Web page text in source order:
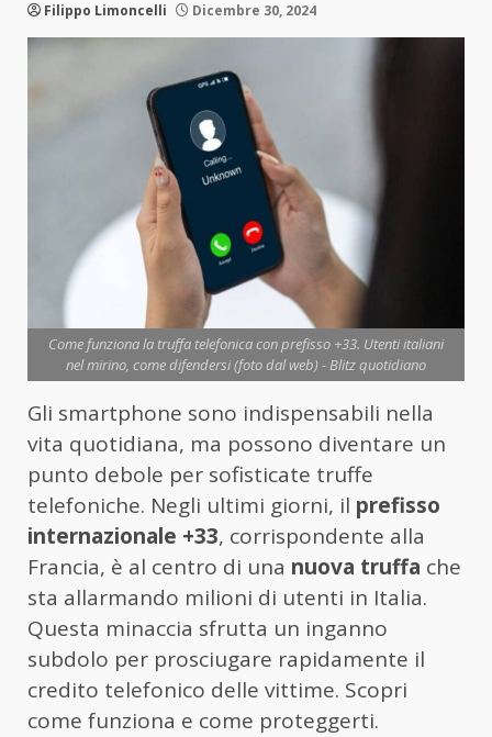
Filippo Limoncelli Dicembre 30, 2024
Come funziona la truffa telefonica con prefisso +33. Utenti italiani
nel mirino, come difendersi (foto dal web) - Blitz quotidiano
Gli smartphone sono indispensabili nella
vita quotidiana, ma possono diventare un
punto debole per sofisticate truffe
telefoniche. Negli ultimi giorni, il prefisso
internazionale +33, corrispondente alla
Francia, è al centro di una nuova truffa che
sta allarmando milioni di utenti in Italia.
Questa minaccia sfrutta un inganno
subdolo per prosciugare rapidamente il
credito telefonico delle vittime. Scopri
come funziona e come proteggerti.